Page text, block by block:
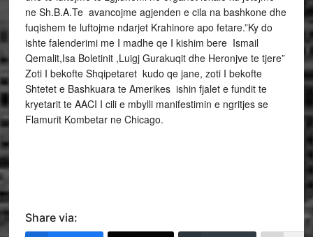
ne Sh.B.A.Te avancojme agjenden e cila na bashkone dhe
fuqishem te luftojme ndarjet Krahinore apo fetare.”Ky do
ishte falenderimi me I madhe qe I kishim bere Ismail
Qemalit,Isa Boletinit ,Luigj Gurakuqit dhe Heronjve te tjere”
Zoti I bekofte Shqipetaret kudo qe jane, zoti I bekofte
Shtetet e Bashkuara te Amerikes ishin fjalet e fundit te
kryetarit te AACI I cili e mbylli manifestimin e ngritjes se
Flamurit Kombetar ne Chicago.
Share via: